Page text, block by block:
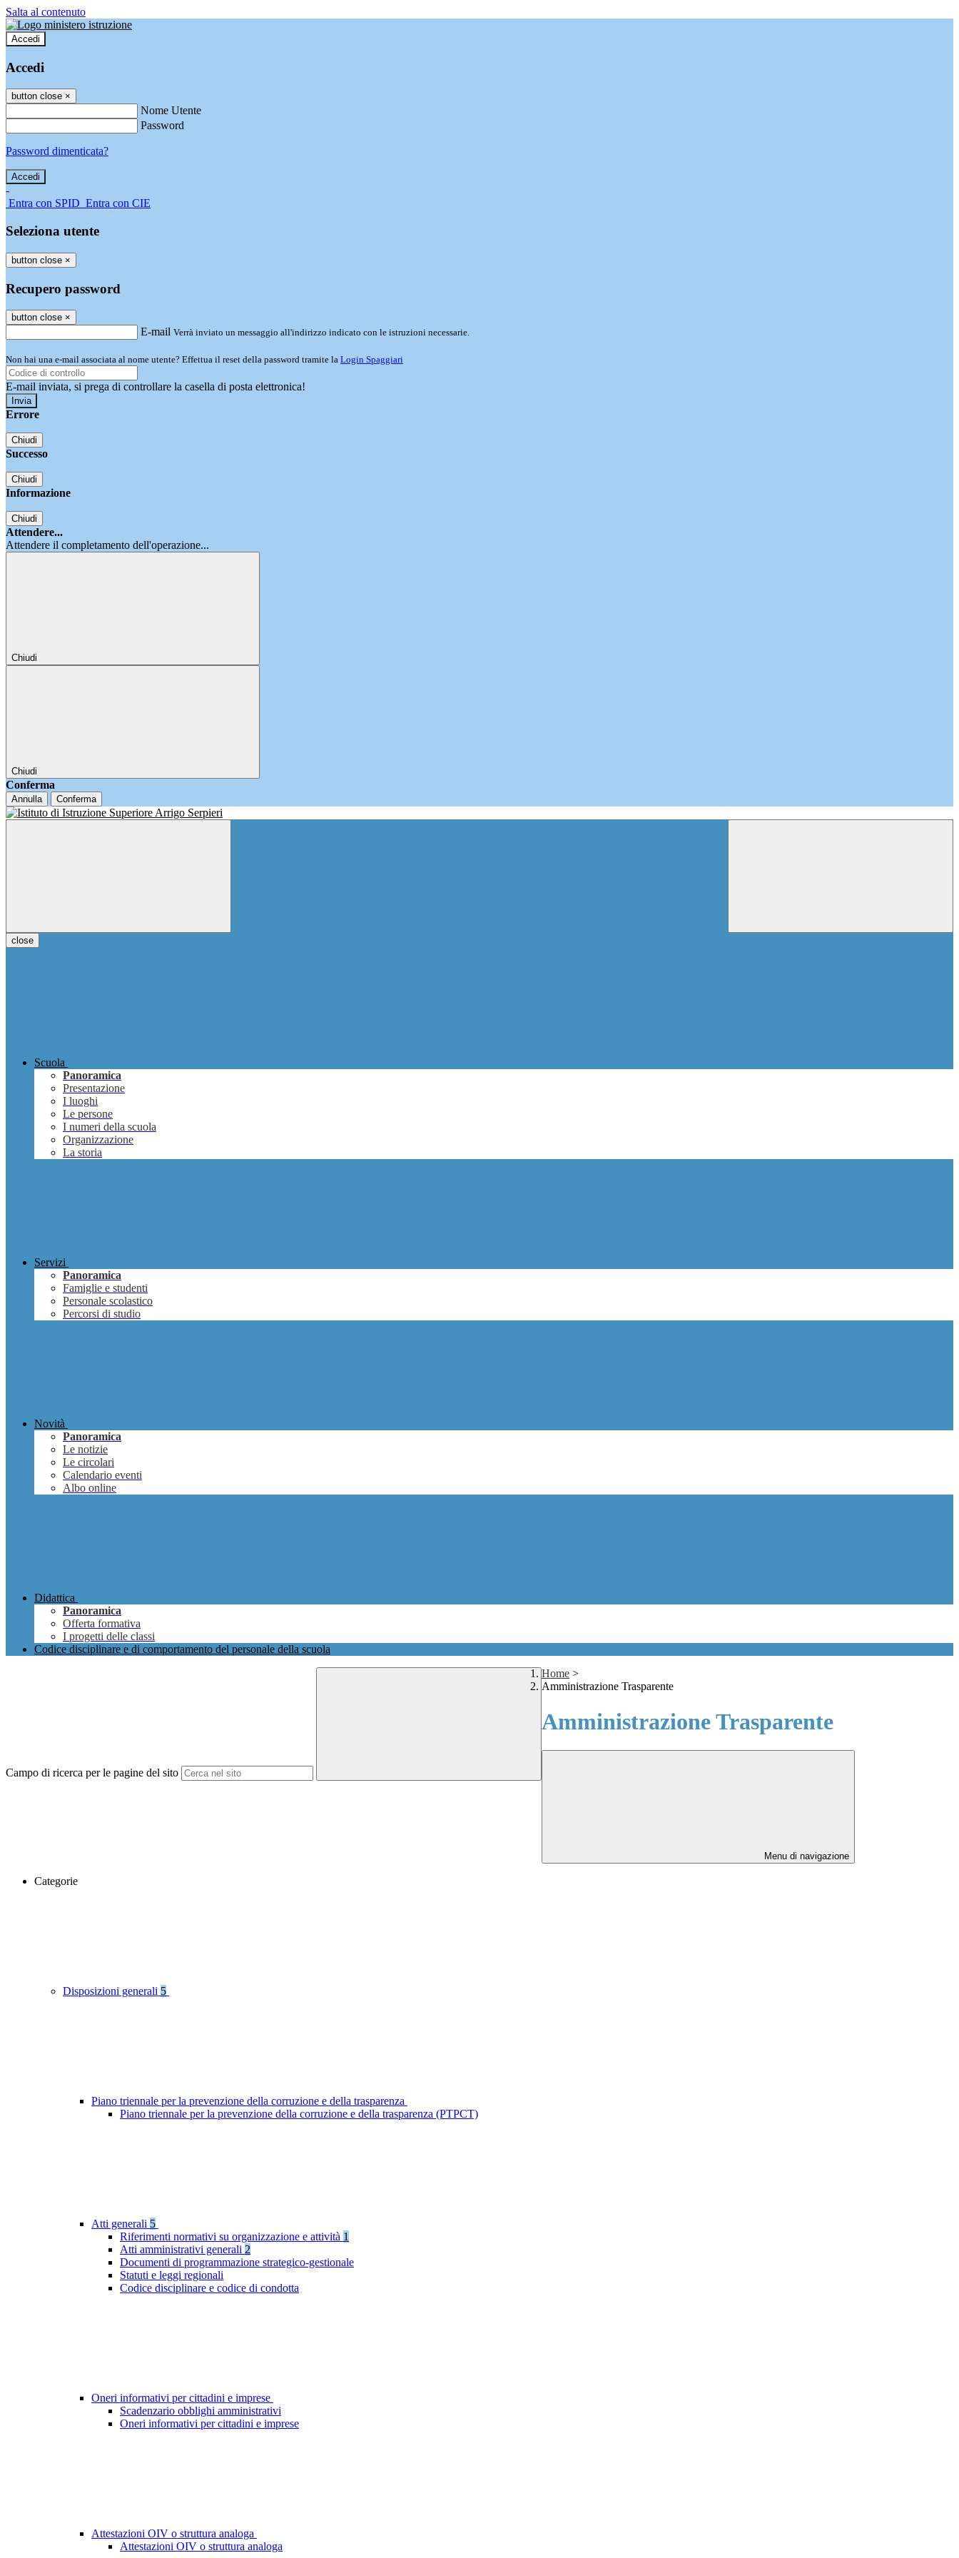
Salta al contenuto
Accedi
Accedi
button close ×
Nome Utente
Password
Password dimenticata?
-
Entra con SPID Entra con CIE
Seleziona utente
button close ×
Recupero password
button close ×
E-mail Verrà inviato un messaggio all'indirizzo indicato con le istruzioni necessarie.
Non hai una e-mail associata al nome utente? Effettua il reset della password tramite la Login Spaggiari
E-mail inviata, si prega di controllare la casella di posta elettronica!
Errore
Chiudi
Successo
Chiudi
Informazione
Chiudi
Attendere...
Attendere il completamento dell'operazione...
Chiudi
Chiudi
Conferma
Annulla Conferma
close
Scuola
Panoramica
Presentazione
I luoghi
Le persone
I numeri della scuola
Organizzazione
La storia
Servizi
Panoramica
Famiglie e studenti
Personale scolastico
Percorsi di studio
Novità
Panoramica
Le notizie
Le circolari
Calendario eventi
Albo online
Didattica
Panoramica
Offerta formativa
I progetti delle classi
Codice disciplinare e di comportamento del personale della scuola
Campo di ricerca per le pagine del sito
Home >
Amministrazione Trasparente
Amministrazione Trasparente
Menu di navigazione
Categorie
Disposizioni generali 5
Piano triennale per la prevenzione della corruzione e della trasparenza
Piano triennale per la prevenzione della corruzione e della trasparenza (PTPCT)
Atti generali 5
Riferimenti normativi su organizzazione e attività 1
Atti amministrativi generali 2
Documenti di programmazione strategico-gestionale
Statuti e leggi regionali
Codice disciplinare e codice di condotta
Oneri informativi per cittadini e imprese
Scadenzario obblighi amministrativi
Oneri informativi per cittadini e imprese
Attestazioni OIV o struttura analoga
Attestazioni OIV o struttura analoga